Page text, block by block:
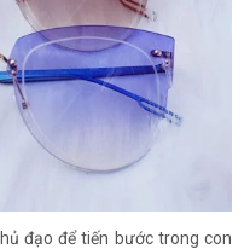
đạo để tiến bước trong con